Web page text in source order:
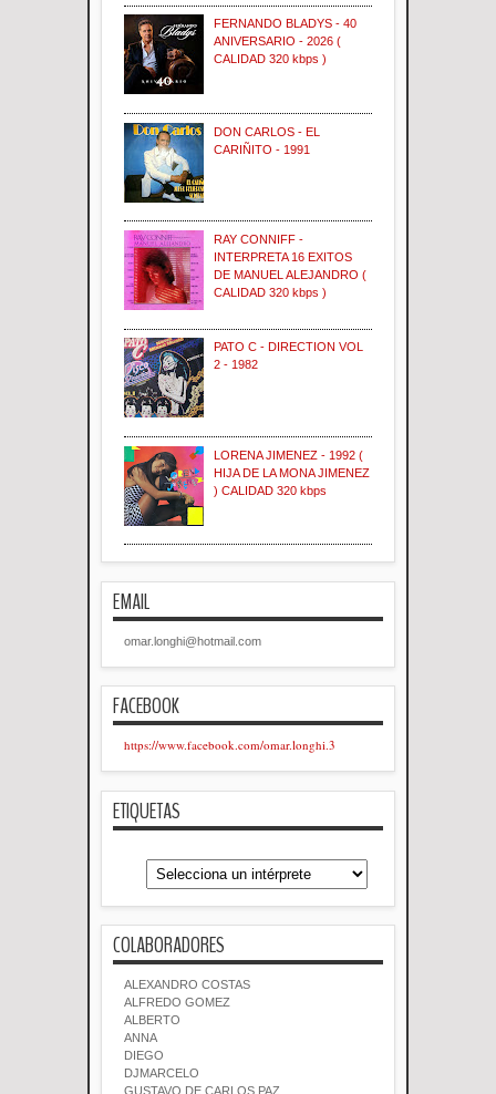
FERNANDO BLADYS - 40
ANIVERSARIO - 2026 (
CALIDAD 320 kbps )
DON CARLOS - EL
CARIÑITO - 1991
RAY CONNIFF -
INTERPRETA 16 EXITOS
DE MANUEL ALEJANDRO (
CALIDAD 320 kbps )
PATO C - DIRECTION VOL
2 - 1982
LORENA JIMENEZ - 1992 (
HIJA DE LA MONA JIMENEZ
) CALIDAD 320 kbps
EMAIL
omar.longhi@hotmail.com
FACEBOOK
https://www.facebook.com/omar.longhi.3
ETIQUETAS
COLABORADORES
ALEXANDRO COSTAS
ALFREDO GOMEZ
ALBERTO
ANNA
DIEGO
DJMARCELO
GUSTAVO DE CARLOS PAZ